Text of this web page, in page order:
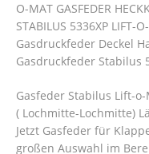
O-MAT GASFEDER
STABILUS 5336XP LIFT-
Gasdruckfeder Deckel
Gasdruckfeder Stabilus
Gasfeder Stabilus Lift-
( Lochmitte-Lochmitte)
Jetzt Gasfeder für
großen Auswahl im